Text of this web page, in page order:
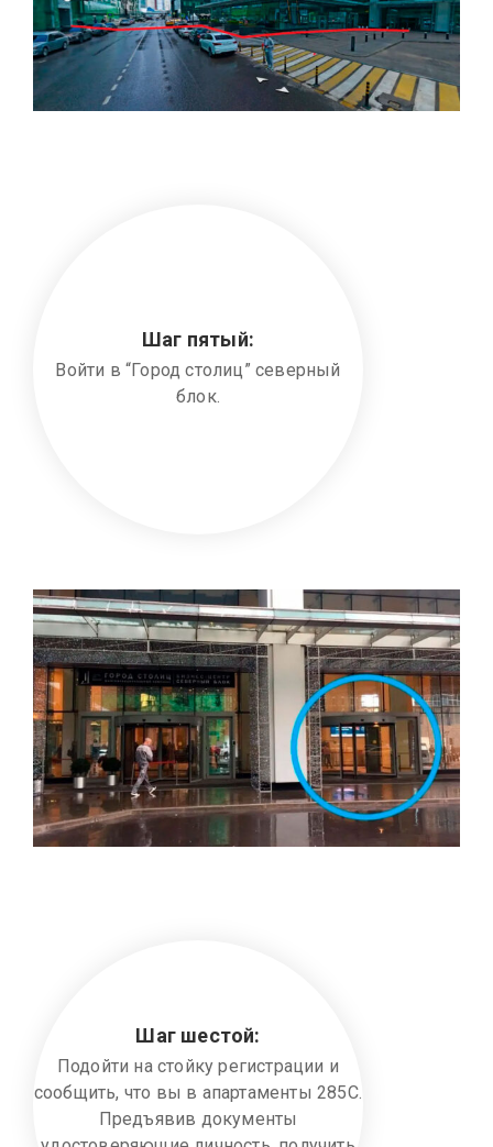
Шаг пятый:
Войти в “Город столиц” северный
блок.
Шаг шестой:
Подойти на стойку регистрации и
сообщить, что вы в апартаменты 285С.
Предъявив документы